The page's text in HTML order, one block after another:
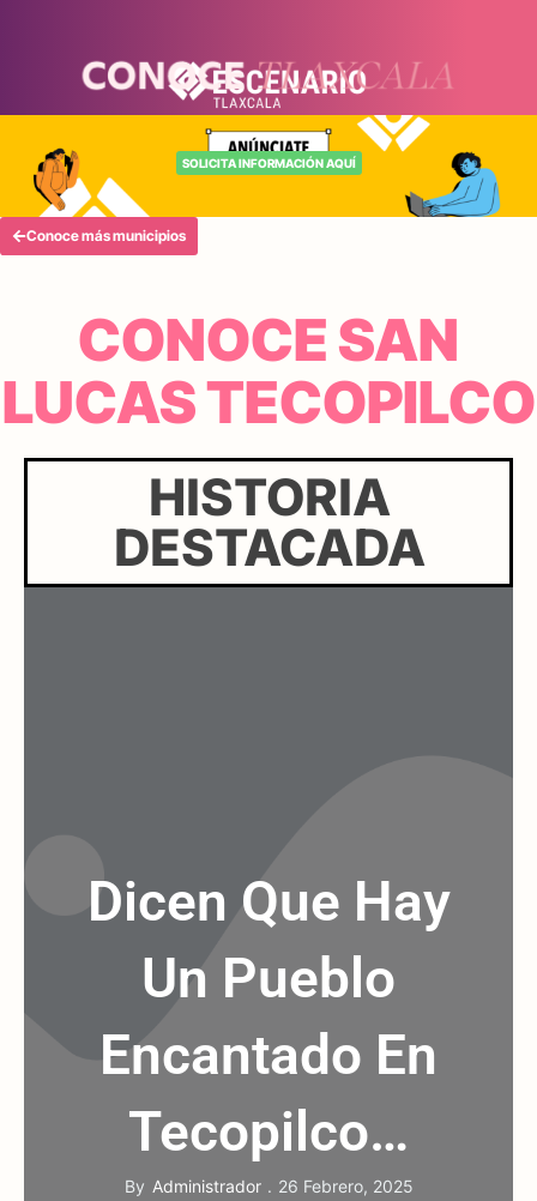
SOLICITA INFORMACIÓN AQUÍ
Conoce más municipios
CONOCE SAN
LUCAS TECOPILCO
HISTORIA
DESTACADA
Dicen Que Hay
Un Pueblo
Encantado En
Tecopilco…
By Administrador 26 Febrero, 2025